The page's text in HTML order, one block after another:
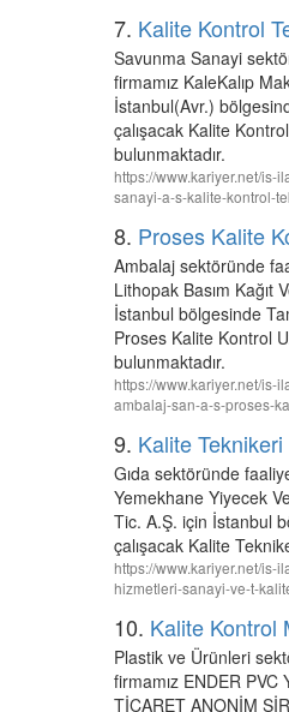
7. Kalite Kontrol
Savunma Sanayi
firmamız KaleKalıp
İstanbul(Avr.)
çalışacak Kalite
bulunmaktadır.
https://www.kariyer.net/
sanayi-a-s-kalite-kontrol-
8. Proses Kalite
Ambalaj sektöründe
Lithopak Basım Kağıt
İstanbul bölgesinde
Proses Kalite Kontrol
bulunmaktadır.
https://www.kariyer.net/is-
ambalaj-san-a-s-proses-
9. Kalite Teknikeri
Gıda sektöründe
Yemekhane Yiyecek
Tic. A.Ş. için İstanbul
çalışacak Kalite
https://www.kariyer.net/is-
hizmetleri-sanayi-ve-t-
10. Kalite Kontrol
Plastik ve Ürünleri
firmamız ENDER PVC
TİCARET ANONİM